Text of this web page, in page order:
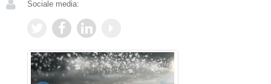
Sociale media: